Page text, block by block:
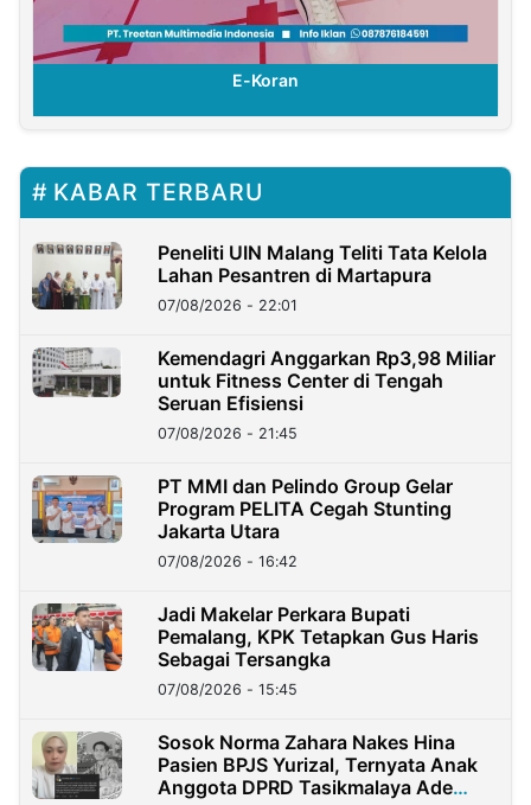
E-Koran
KABAR TERBARU
Peneliti UIN Malang Teliti Tata Kelola
Lahan Pesantren di Martapura
07/08/2026 - 22:01
Kemendagri Anggarkan Rp3,98 Miliar
untuk Fitness Center di Tengah
Seruan Efisiensi
07/08/2026 - 21:45
PT MMI dan Pelindo Group Gelar
Program PELITA Cegah Stunting
Jakarta Utara
07/08/2026 - 16:42
Jadi Makelar Perkara Bupati
Pemalang, KPK Tetapkan Gus Haris
Sebagai Tersangka
07/08/2026 - 15:45
Sosok Norma Zahara Nakes Hina
Pasien BPJS Yurizal, Ternyata Anak
Anggota DPRD Tasikmalaya Ade